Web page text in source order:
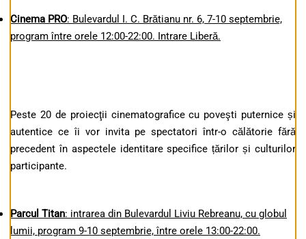
Cinema PRO: Bulevardul I. C. Brătianu nr. 6, 7-10 septembrie,
program între orele 12:00-22:00. Intrare Liberă.
Peste 20 de proiecţii cinematografice cu poveşti puternice și
autentice ce îi vor invita pe spectatori într-o călătorie fără
precedent în aspectele identitare specifice țărilor și culturilor
participante.
Parcul Titan: intrarea din Bulevardul Liviu Rebreanu, cu globul
lumii, program 9-10 septembrie, între orele 13:00-22:00.